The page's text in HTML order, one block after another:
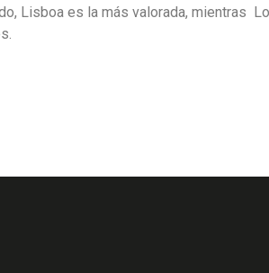
Lisboa es la más valorada, mientras